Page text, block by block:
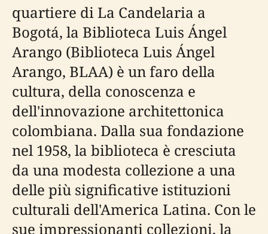
quartiere di La Candelaria a
Bogotá, la Biblioteca Luis Ángel
Arango (Biblioteca Luis Ángel
Arango, BLAA) è un faro della
cultura, della conoscenza e
dell'innovazione architettonica
colombiana. Dalla sua fondazione
nel 1958, la biblioteca è cresciuta
da una modesta collezione a una
delle più significative istituzioni
culturali dell'America Latina. Con le
sue impressionanti collezioni, la